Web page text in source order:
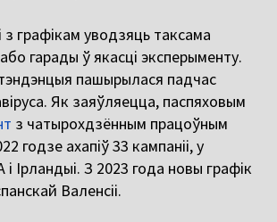
графікам уводзяць таксама
гарады ў якасці эксперыменту.
пашырылася падчас
Як заяўляецца, паспяховым
з чатырохдзённым працоўным
годзе ахапіў 33 кампаніі, у
Ірландыі. З 2023 года новы графік
Валенсіі.